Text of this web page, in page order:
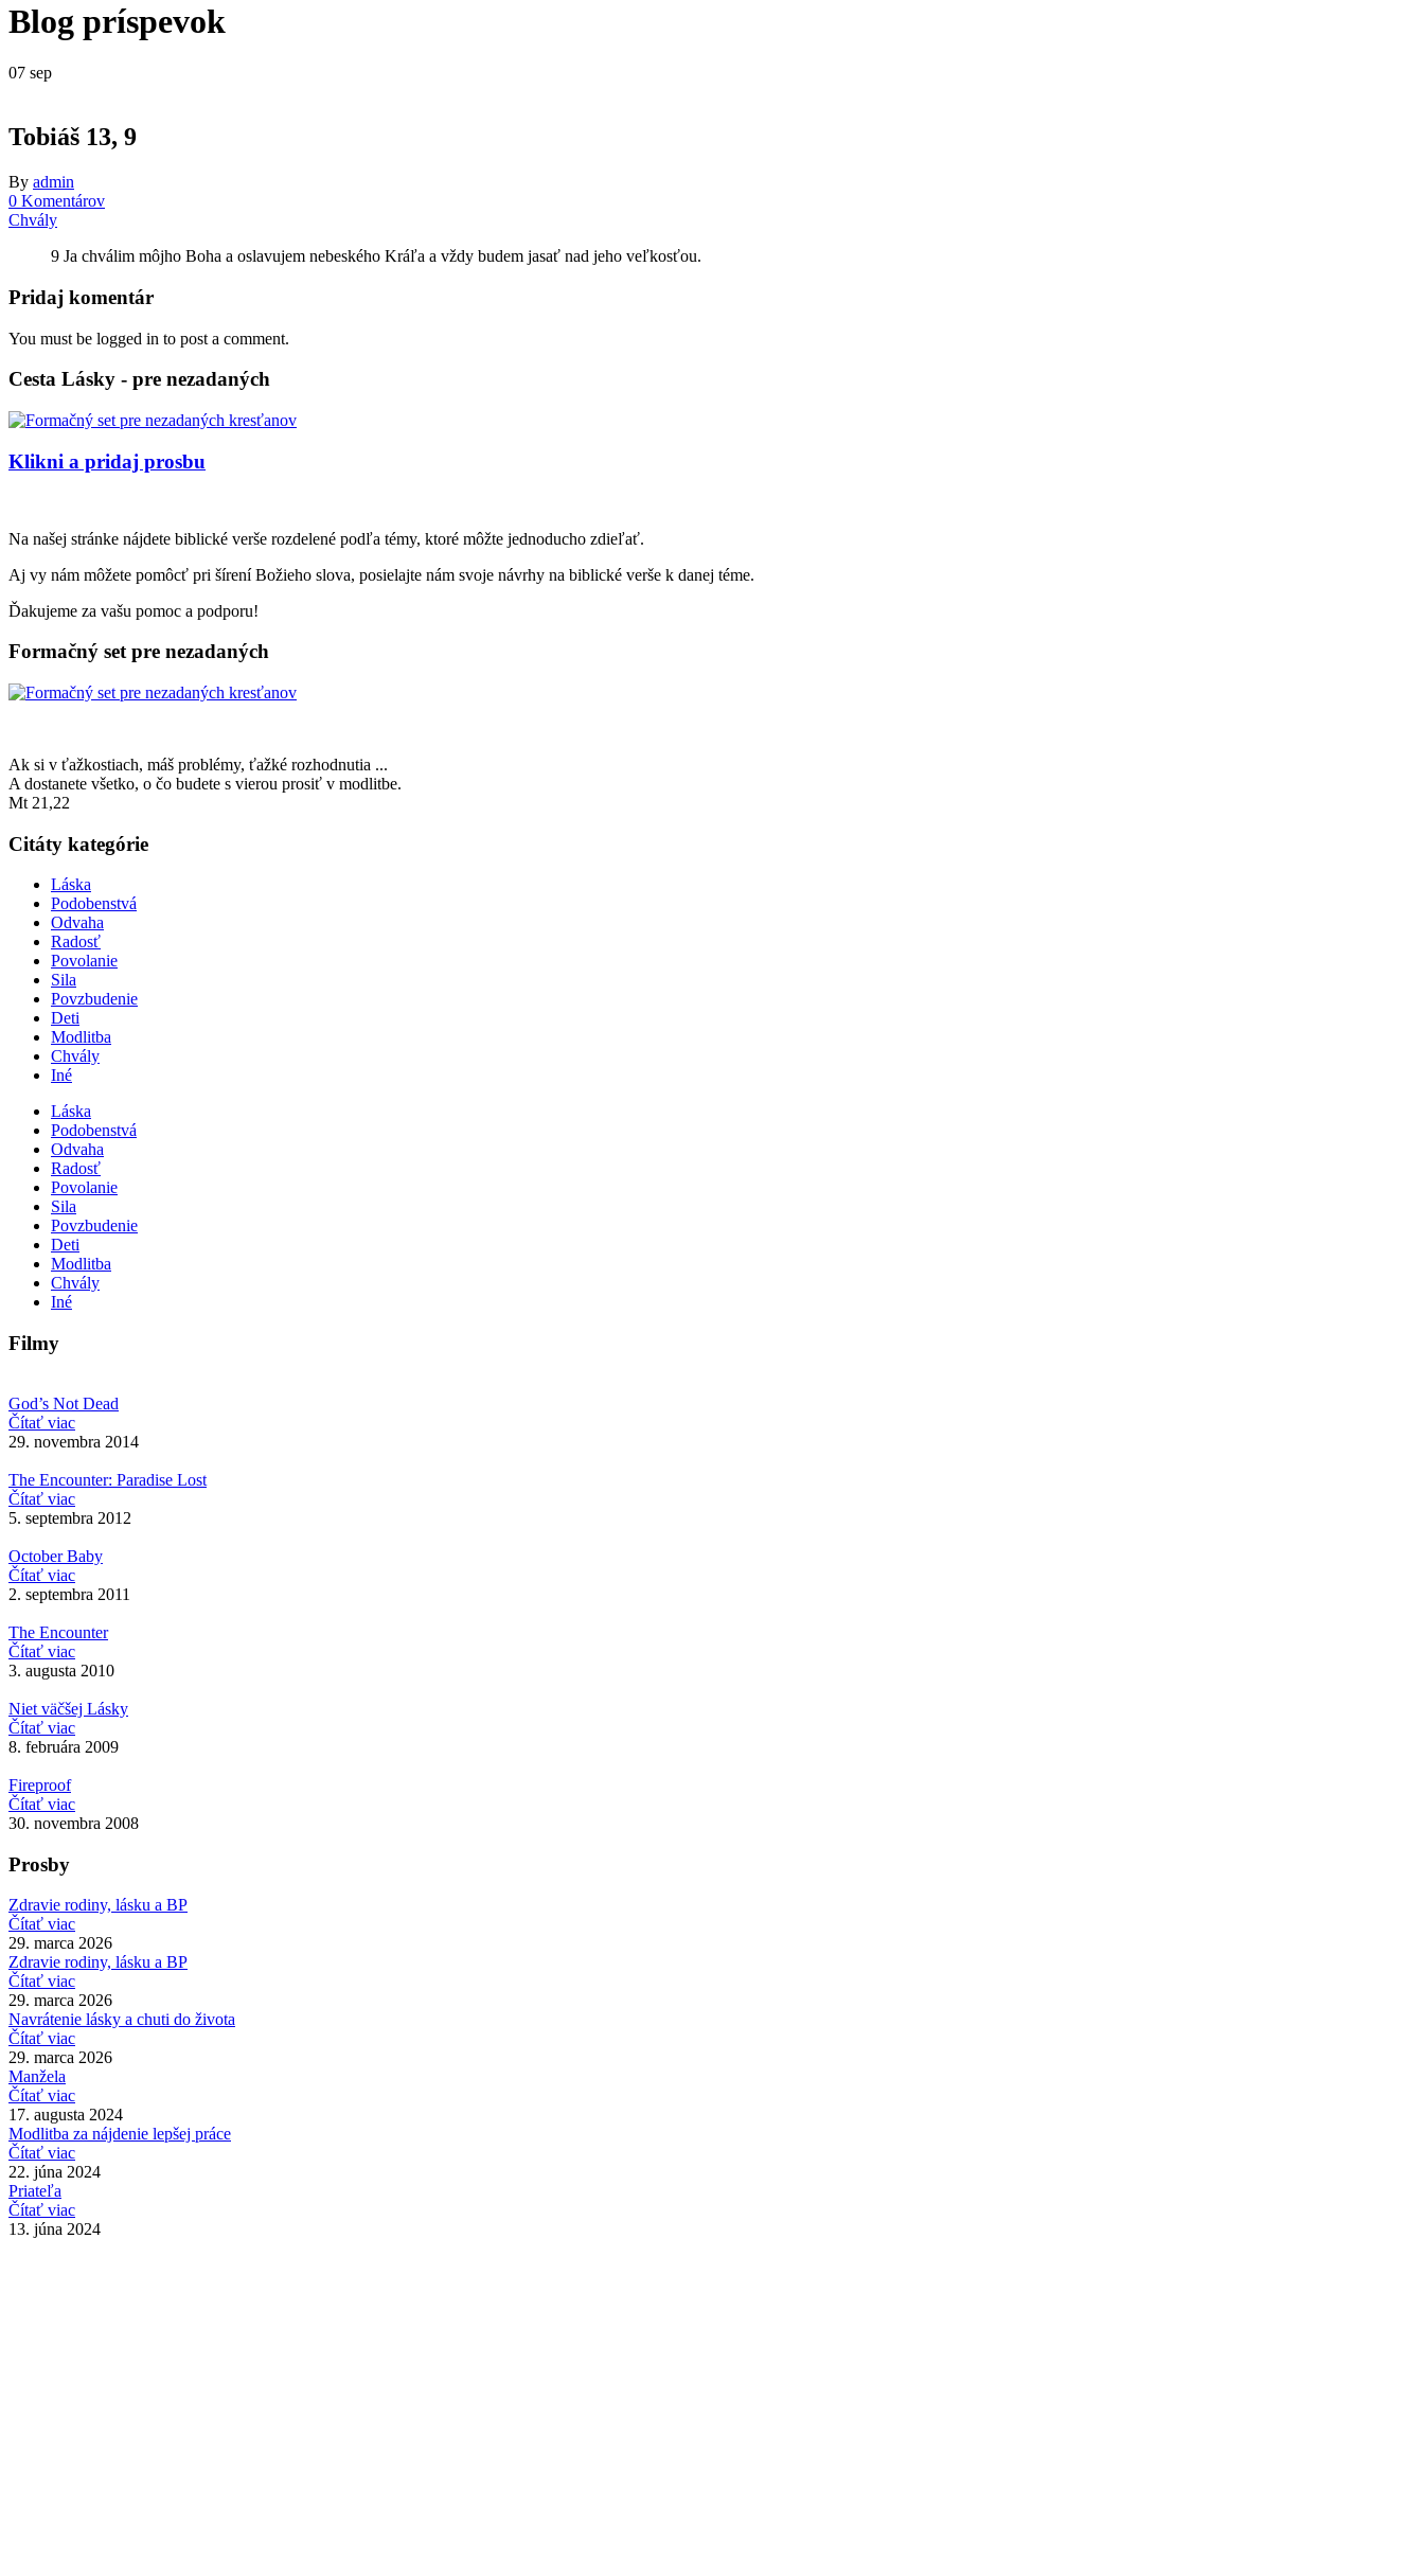
Blog príspevok
07 sep
Tobiáš 13, 9
By admin
0 Komentárov
Chvály
9 Ja chválim môjho Boha a oslavujem nebeského Kráľa a vždy budem jasať nad jeho veľkosťou.
Pridaj komentár
You must be logged in to post a comment.
Cesta Lásky - pre nezadaných
Klikni a pridaj prosbu
Na našej stránke nájdete biblické verše rozdelené podľa témy, ktoré môžte jednoducho zdieľať.
Aj vy nám môžete pomôcť pri šírení Božieho slova, posielajte nám svoje návrhy na biblické verše k danej téme.
Ďakujeme za vašu pomoc a podporu!
Formačný set pre nezadaných
Ak si v ťažkostiach, máš problémy, ťažké rozhodnutia ...
A dostanete všetko, o čo budete s vierou prosiť v modlitbe.
Mt 21,22
Citáty kategórie
Láska
Podobenstvá
Odvaha
Radosť
Povolanie
Sila
Povzbudenie
Deti
Modlitba
Chvály
Iné
Láska
Podobenstvá
Odvaha
Radosť
Povolanie
Sila
Povzbudenie
Deti
Modlitba
Chvály
Iné
Filmy
God’s Not Dead
Čítať viac
29. novembra 2014
The Encounter: Paradise Lost
Čítať viac
5. septembra 2012
October Baby
Čítať viac
2. septembra 2011
The Encounter
Čítať viac
3. augusta 2010
Niet väčšej Lásky
Čítať viac
8. februára 2009
Fireproof
Čítať viac
30. novembra 2008
Prosby
Zdravie rodiny, lásku a BP
Čítať viac
29. marca 2026
Zdravie rodiny, lásku a BP
Čítať viac
29. marca 2026
Navrátenie lásky a chuti do života
Čítať viac
29. marca 2026
Manžela
Čítať viac
17. augusta 2024
Modlitba za nájdenie lepšej práce
Čítať viac
22. júna 2024
Priateľa
Čítať viac
13. júna 2024